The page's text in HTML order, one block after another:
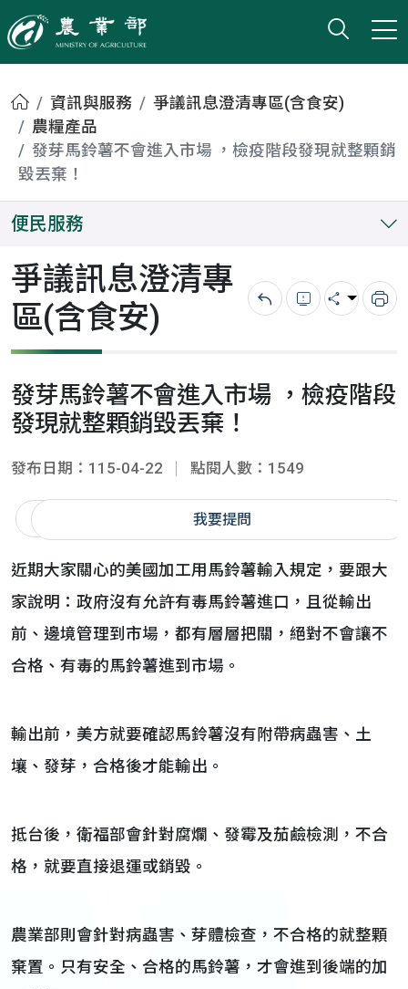
農業部
打開
小版
首頁資訊與服務
爭議訊息澄清專區(含食安)
農糧產品
發芽馬鈴薯不會進入市場 ，檢疫階段發現就整顆銷
毀丟棄！
便民服務
爭議訊息澄清專
區(含食安)
回上一頁錯誤回報
分享 列
發芽馬鈴薯不會進入市場 ，檢疫階段
發現就整顆銷毀丟棄！
發布日期：115-04-22 點閱人數：1549
我要提問
近期大家關心的美國加工用馬鈴薯輸入規定，要跟大
家說明：政府沒有允許有毒馬鈴薯進口，且從輸出
前、邊境管理到市場，都有層層把關，絕對不會讓不
合格、有毒的馬鈴薯進到市場。
輸出前，美方就要確認馬鈴薯沒有附帶病蟲害、土
壤、發芽，合格後才能輸出。
抵台後，衛福部會針對腐爛、發霉及茄鹼檢測，不合
格，就要直接退運或銷毀。
農業部則會針對病蟲害、芽體檢查，不合格的就整顆
棄置。只有安全、合格的馬鈴薯，才會進到後端的加